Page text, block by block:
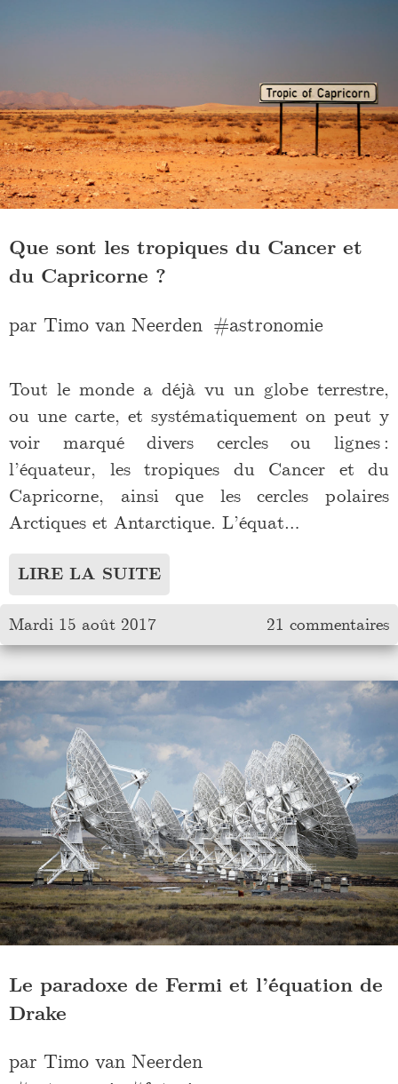
Que sont les tropiques du Cancer et
du Capricorne ?
par Timo van Neerden astronomie
Tout le monde a déjà vu un globe terrestre,
ou une carte, et systématiquement on peut y
voir marqué divers cercles ou lignes :
l’équateur, les tropiques du Cancer et du
Capricorne, ainsi que les cercles polaires
Arctiques et Antarctique. L’équat…
LIRE LA SUITE
Mardi 15 août 2017 21 commentaires
Le paradoxe de Fermi et l’équation de
Drake
par Timo van Neerden